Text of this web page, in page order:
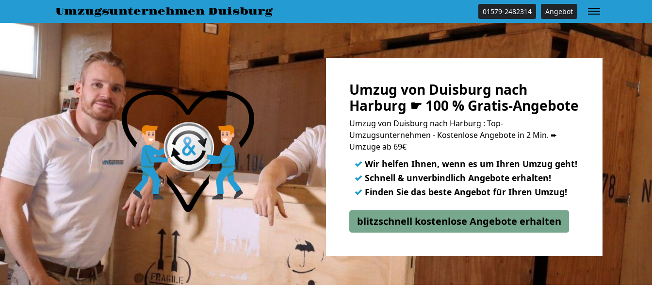
Umzugsunternehmen Duisburg 01579-2482314 Angebot
Umzug von Duisburg nach
Harburg ☛ 100 % Gratis-Angebote
Umzug von Duisburg nach Harburg : Top-
Umzugsunternehmen - Kostenlose Angebote in 2 Min. ➨
Umzüge ab 69€
✓ Wir helfen Ihnen, wenn es um Ihren Umzug geht!
✓ Schnell & unverbindlich Angebote erhalten!
✓ Finden Sie das beste Angebot für Ihren Umzug!
blitzschnell kostenlose Angebote erhalten